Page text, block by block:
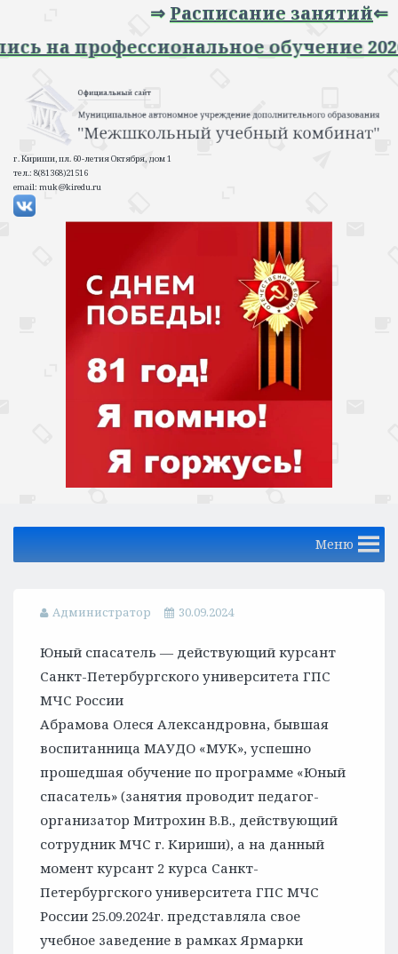
⇒Расписание занятий⇐
на профессиональное обучение
г. Кириши, пл. 60-летия Октября, дом 1
тел.: 8(81368)21516
email: muk@kiredu.ru
Меню
Администратор 30.09.2024
Юный спасатель — действующий курсант
Санкт-Петербургского университета ГПС
МЧС России
Абрамова Олеся Александровна, бывшая
воспитанница МАУДО «МУК», успешно
прошедшая обучение по программе «Юный
спасатель» (занятия проводит педагог-
организатор Митрохин В.В., действующий
сотрудник МЧС г. Кириши), а на данный
момент курсант 2 курса Санкт-
Петербургского университета ГПС МЧС
России 25.09.2024г. представляла свое
учебное заведение в рамках Ярмарки